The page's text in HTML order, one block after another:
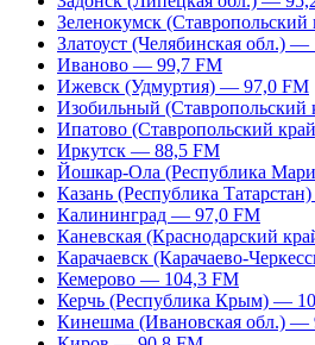
Зеленокумск
Златоуст (Челябинская обл.)
Иваново — 99,7 FM
Ижевск (Удмуртия) — 97,0 FM
Изобильный
Ипатово (Ставропольский
Иркутск — 88,5 FM
Йошкар-Ола (Республика
Казань (Республика
Калининград — 97,0 FM
Каневская (Краснодарский
Карачаевск (Карачаево-
Кемерово — 104,3 FM
Керчь (Республика Крым) —
Кинешма (Ивановская обл.) —